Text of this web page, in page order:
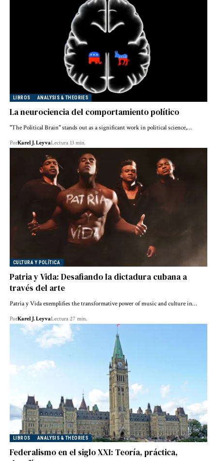
LIBROS ANALYSIS & THEORIES
La neurociencia del comportamiento político
"The Political Brain" stands out as a significant work in political science,…
PorKarel J. LeyvaLectura 13 min.
CULTURA Y POLÍTICA
Patria y Vida: Desafiando la dictadura cubana a
través del arte
Patria y Vida exemplifies the transformative power of music and culture in…
PorKarel J. LeyvaLectura 27 min.
LIBROS ANALYSIS & THEORIES
Federalismo en el siglo XXI: Teoría, práctica,